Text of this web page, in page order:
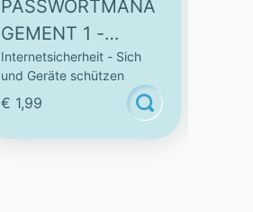
PASSWORTMANA
GEMENT 1 -
INTERAKTIVES
VIDEO
Internetsicherheit - Sich
und Geräte schützen
€ 1,99